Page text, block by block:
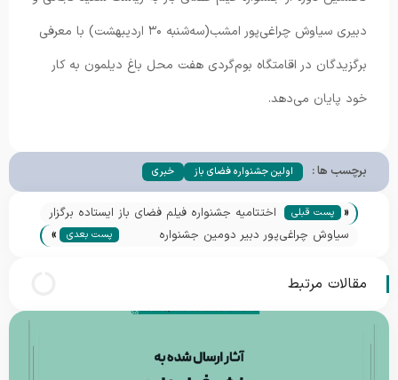
دبیری سیاوش چراغی‌پور امشب(سه‌شنبه ۳۰ اردیبهشت) با معرفی
برگزیدگان در اقامتگاه بوم‌گردی هفت محل باغ دیلمون به کار
خود پایان می‌دهد.
برچسب ها : اولین جشنواره فضای باز خبری
« پست قبلی
اختتامیه جشنواره فیلم فضای باز ایستاده برگزار
شد؛ اسب بالدار به «قوتار» رسید
سیاوش چراغی‌پور دبیر دومین جشنواره
پست بعدی »
مقالات مرتبط